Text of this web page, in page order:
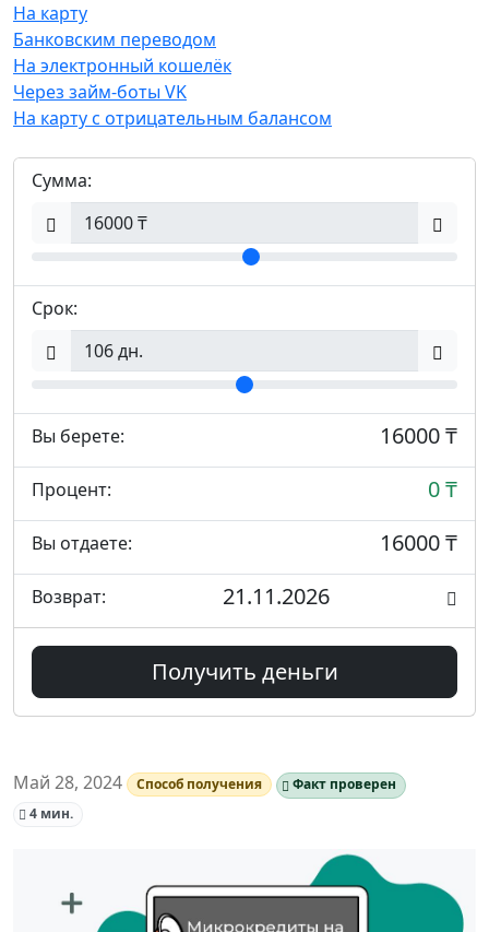
На карту
Банковским переводом
На электронный кошелёк
Через займ-боты VK
На карту с отрицательным балансом
Сумма:
Срок:
Вы берете: 16000 ₸
Процент: 0 ₸
Вы отдаете: 16000 ₸
Возврат: 21.11.2026
Получить деньги
Май 28, 2024 Способ получения
Факт проверен
4 мин.